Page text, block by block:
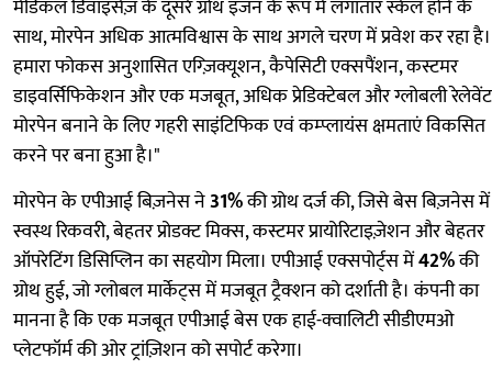
मेडिकल डिवाइसेज़ के दूसरे ग्रोथ इंजन के रूप में लगातार स्केल होने के
साथ, मोरपेन अधिक आत्मविश्वास के साथ अगले चरण में प्रवेश कर रहा है।
हमारा फोकस अनुशासित एग्ज़िक्यूशन, कैपेसिटी एक्सपैंशन, कस्टमर
डाइवर्सिफिकेशन और एक मजबूत, अधिक प्रेडिक्टेबल और ग्लोबली रेलेवेंट
मोरपेन बनाने के लिए गहरी साइंटिफिक एवं कम्प्लायंस क्षमताएं विकसित
करने पर बना हुआ है।"
मोरपेन के एपीआई बिज़नेस ने31%की ग्रोथ दर्ज की, जिसे बेस बिज़नेस में
स्वस्थ रिकवरी, बेहतर प्रोडक्ट मिक्स, कस्टमर प्रायोरिटाइज़ेशन और बेहतर
ऑपरेटिंग डिसिप्लिन का सहयोग मिला। एपीआई एक्सपोर्ट्स में42%की
ग्रोथ हुई, जो ग्लोबल मार्केट्स में मजबूत ट्रैक्शन को दर्शाती है। कंपनी का
मानना है कि एक मजबूत एपीआई बेस एक हाई-क्वालिटी सीडीएमओ
प्लेटफॉर्म की ओर ट्रांज़िशन को सपोर्ट करेगा।